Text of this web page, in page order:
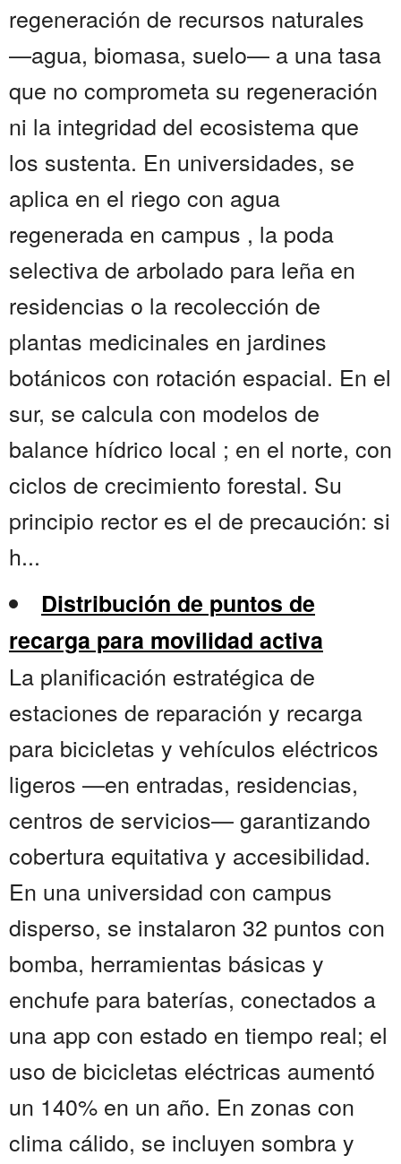
regeneración de recursos naturales
—agua, biomasa, suelo— a una tasa
que no comprometa su regeneración
ni la integridad del ecosistema que
los sustenta. En universidades, se
aplica en el riego con agua
regenerada en campus , la poda
selectiva de arbolado para leña en
residencias o la recolección de
plantas medicinales en jardines
botánicos con rotación espacial. En el
sur, se calcula con modelos de
balance hídrico local ; en el norte, con
ciclos de crecimiento forestal. Su
principio rector es el de precaución: si
h...
Distribución de puntos de
recarga para movilidad activa
La planificación estratégica de
estaciones de reparación y recarga
para bicicletas y vehículos eléctricos
ligeros —en entradas, residencias,
centros de servicios— garantizando
cobertura equitativa y accesibilidad.
En una universidad con campus
disperso, se instalaron 32 puntos con
bomba, herramientas básicas y
enchufe para baterías, conectados a
una app con estado en tiempo real; el
uso de bicicletas eléctricas aumentó
un 140% en un año. En zonas con
clima cálido, se incluyen sombra y